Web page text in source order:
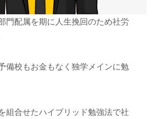
門配属を期に人生挽回のため社労
備校もお金もなく独学メインに勉
組合せたハイブリッド勉強法で社